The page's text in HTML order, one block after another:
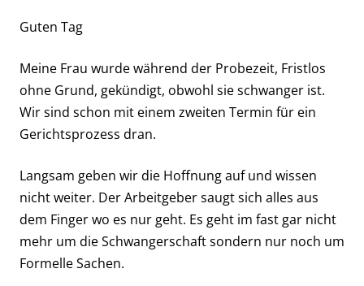
Guten Tag
Meine Frau wurde während der Probezeit, Fristlos
ohne Grund, gekündigt, obwohl sie schwanger ist.
Wir sind schon mit einem zweiten Termin für ein
Gerichtsprozess dran.
Langsam geben wir die Hoffnung auf und wissen
nicht weiter. Der Arbeitgeber saugt sich alles aus
dem Finger wo es nur geht. Es geht im fast gar nicht
mehr um die Schwangerschaft sondern nur noch um
Formelle Sachen.